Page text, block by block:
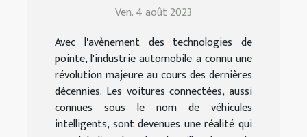
Ven. 4 août 2023
Avec l'avènement des technologies de
pointe, l'industrie automobile a connu une
révolution majeure au cours des dernières
décennies. Les voitures connectées, aussi
connues sous le nom de véhicules
intelligents, sont devenues une réalité qui